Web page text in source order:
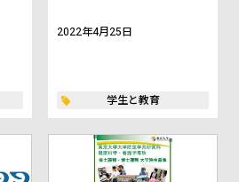
2022年4月25日
学生と教育